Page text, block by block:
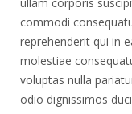
commodi
reprehenderit qui in
molestiae
voluptas nulla
odio dignissimos